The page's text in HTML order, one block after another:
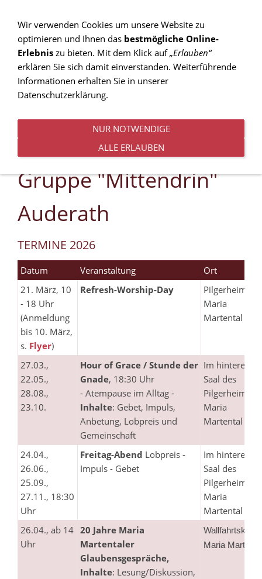
MENÜ
Gruppe "Mittendrin"
Auderath
TERMINE 2026
Datum Veranstaltung
Ort
21. März, 10
- 18 Uhr
(Anmeldung
bis 10. März,
s. Flyer)
Refresh-Worship-Day
Pilgerheim
Maria
Martental
27.03.,
22.05.,
28.08.,
23.10.
Hour of Grace / Stunde der
Gnade, 18:30 Uhr
- Atempause im Alltag -
Inhalte: Gebet, Impuls,
Anbetung, Lobpreis und
Gemeinschaft
Im hinteren
Saal des
Pilgerheims
Maria
Martental
24.04.,
26.06.,
25.09.,
27.11., 18:30
Uhr
Freitag-Abend Lobpreis -
Impuls - Gebet
Im hinteren
Saal des
Pilgerheims
Maria
Martental
26.04., ab 14
Uhr
20 Jahre Maria
Martentaler
Glaubensgespräche,
Inhalte: Lesung/Diskussion,
Maria
Wir verwenden Cookies um unsere Website zu
optimieren und Ihnen das bestmögliche Online-
Erlebnis zu bieten. Mit dem Klick auf„Erlauben“
erklären Sie sich damit einverstanden. Weiterführende
Informationen erhalten Sie in unserer
Datenschutzerklärung.
NUR NOTWENDIGE
ALLE ERLAUBEN